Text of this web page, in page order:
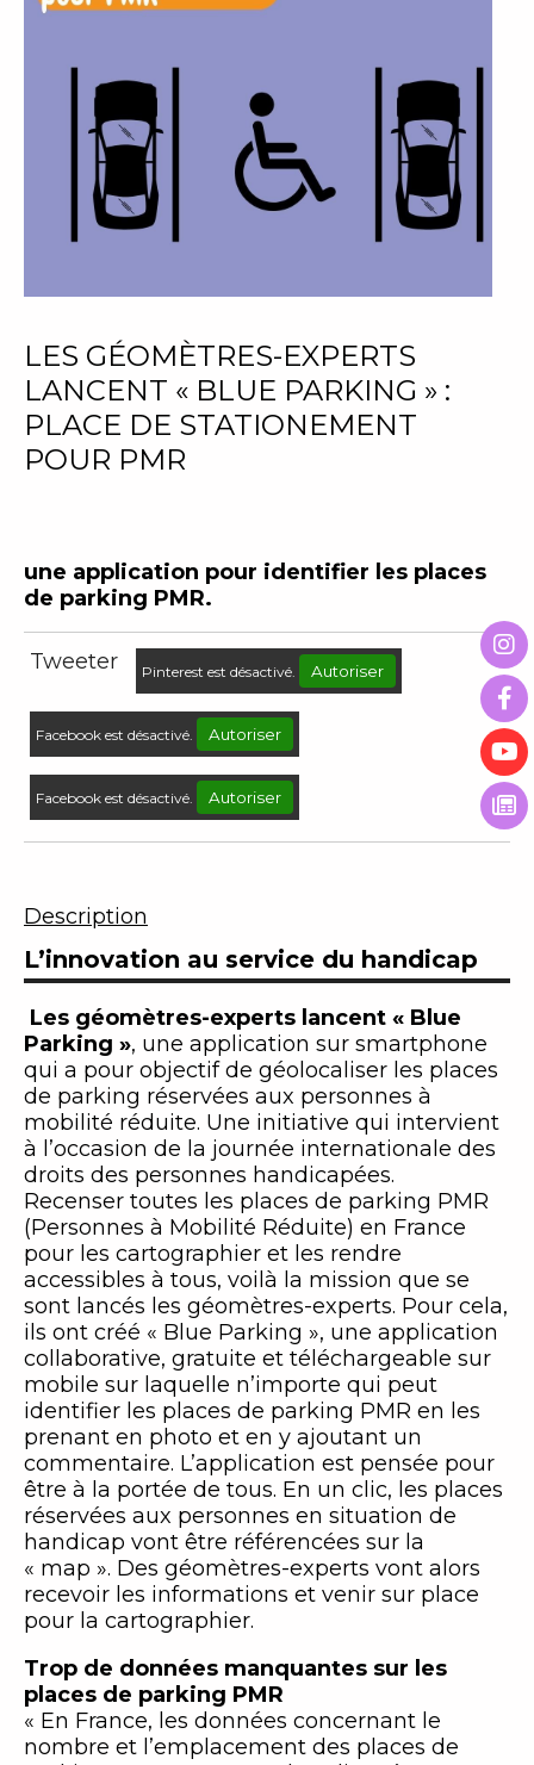
LES GÉOMÈTRES-EXPERTS
LANCENT « BLUE PARKING » :
PLACE DE STATIONEMENT
POUR PMR
une application pour identifier les places
de parking PMR.
Tweeter Pinterest est désactivé. Autoriser
Facebook est désactivé. Autoriser
Facebook est désactivé. Autoriser
Description
L’innovation au service du handicap
Les géomètres-experts lancent « Blue
Parking », une application sur smartphone
qui a pour objectif de géolocaliser les places
de parking réservées aux personnes à
mobilité réduite. Une initiative qui intervient
à l’occasion de la journée internationale des
droits des personnes handicapées.
Recenser toutes les places de parking PMR
(Personnes à Mobilité Réduite) en France
pour les cartographier et les rendre
accessibles à tous, voilà la mission que se
sont lancés les géomètres-experts. Pour cela,
ils ont créé « Blue Parking », une application
collaborative, gratuite et téléchargeable sur
mobile sur laquelle n’importe qui peut
identifier les places de parking PMR en les
prenant en photo et en y ajoutant un
commentaire. L’application est pensée pour
être à la portée de tous. En un clic, les places
réservées aux personnes en situation de
handicap vont être référencées sur la
« map ». Des géomètres-experts vont alors
recevoir les informations et venir sur place
pour la cartographier.
Trop de données manquantes sur les
places de parking PMR
« En France, les données concernant le
nombre et l’emplacement des places de